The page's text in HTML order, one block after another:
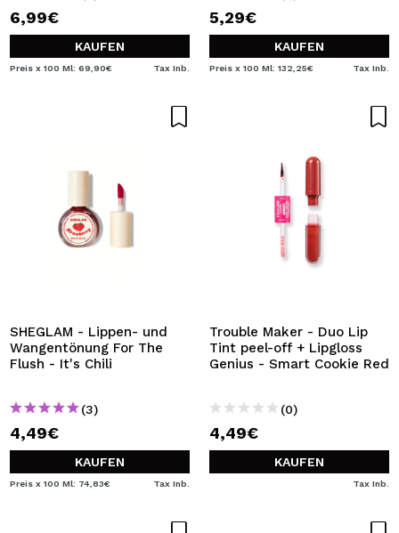
6,99€
KAUFEN
Preis x 100 Ml: 69,90€ Tax Inb.
5,29€
KAUFEN
Preis x 100 Ml: 132,25€ Tax Inb.
SHEGLAM - Lippen- und
Wangentönung For The
Flush - It's Chili
(3)
4,49€
KAUFEN
Preis x 100 Ml: 74,83€ Tax Inb.
Trouble Maker - Duo Lip
Tint peel-off + Lipgloss
Genius - Smart Cookie Red
(0)
4,49€
KAUFEN
Tax Inb.